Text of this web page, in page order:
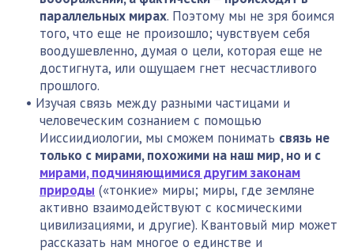
параллельных мирах. Поэтому мы не зря боимся
того, что еще не произошло; чувствуем себя
воодушевленно, думая о цели, которая еще не
достигнута, или ощущаем гнет несчастливого
прошлого.
Изучая связь между разными частицами и
человеческим сознанием с помощью
Ииссиидиологии, мы сможем понимать связь не
только с мирами, похожими на наш мир, но и с
мирами, подчиняющимися другим законам
природы («тонкие» миры; миры, где земляне
активно взаимодействуют с космическими
цивилизациями, и другие). Квантовый мир может
рассказать нам многое о единстве и